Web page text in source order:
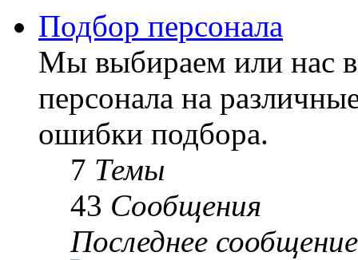
Подбор персонала
Мы выбираем или нас
персонала на
ошибки подбора.
7 Темы
43 Сообщения
Последнее сообщение